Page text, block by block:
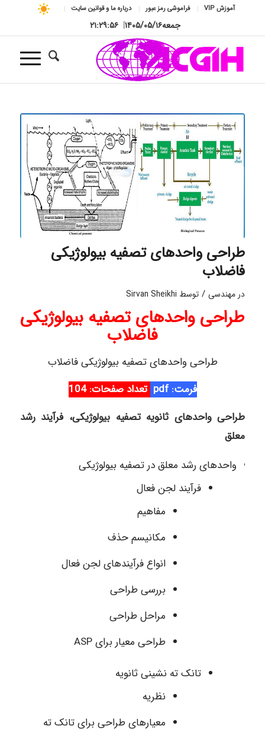
آموزش VIP فراموشی رمز عبور درباره ما و قوانین سایت
جمعه۱۴۰۵/۰۵/۱۶| ۲۱:۲۹:۵۶
طراحی واحدهای تصفیه بیولوژیکی
فاضلاب
در مهندسی / توسط Sirvan Sheikhi
طراحی واحدهای تصفیه بیولوژیکی
فاضلاب
طراحی واحدهای تصفیه بیولوژیکی فاضلاب
فرمت: pdf
تعداد صفحات: 104
طراحی واحدهای ثانویه تصفیه بیولوژیکی، فرآیند رشد
معلق
واحدهای رشد معلق در تصفیه بیولوژیکی
فرآیند لجن فعال
مفاهیم
مکانیسم حذف
انواع فرآیندهای لجن فعال
بررسی طراحی
مراحل طراحی
طراحی معیار برای ASP
تانک ته نشینی ثانویه
نظریه
معیارهای طراحی برای تانک ته